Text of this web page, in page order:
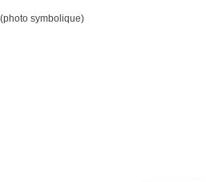
(photo symbolique)